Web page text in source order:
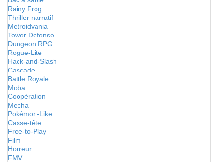
Rainy Frog
Thriller narratif
Metroidvania
Tower Defense
Dungeon RPG
Rogue-Lite
Hack-and-Slash
Cascade
Battle Royale
Moba
Coopération
Mecha
Pokémon-Like
Casse-tête
Free-to-Play
Film
Horreur
FMV